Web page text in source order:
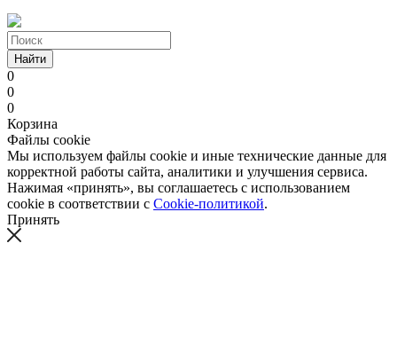
Найти
0
0
0
Корзина
Файлы cookie
Мы используем файлы cookie и иные технические данные для
корректной работы сайта, аналитики и улучшения сервиса.
Нажимая «принять», вы соглашаетесь с использованием
cookie в соответствии с Cookie-политикой.
Принять